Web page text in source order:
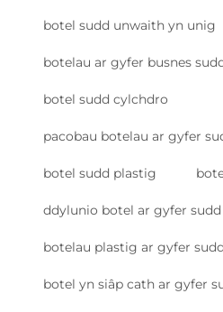
botel sudd unwaith yn unig
botelau ar gyfer busnes
botel sudd cylchdro
pacobau botelau ar gyfer
botel sudd plastig
ddylunio botel ar gyfer sudd
botelau plastig ar gyfer
botel yn siâp cath ar gyfer